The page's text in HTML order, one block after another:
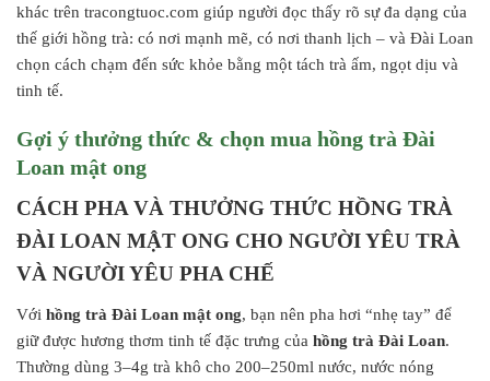
khác trên tracongtuoc.com giúp người đọc thấy rõ sự đa dạng của
thế giới hồng trà: có nơi mạnh mẽ, có nơi thanh lịch – và Đài Loan
chọn cách chạm đến sức khỏe bằng một tách trà ấm, ngọt dịu và
tinh tế.
Gợi ý thưởng thức & chọn mua hồng trà Đài
Loan mật ong
CÁCH PHA VÀ THƯỞNG THỨC HỒNG TRÀ
ĐÀI LOAN MẬT ONG CHO NGƯỜI YÊU TRÀ
VÀ NGƯỜI YÊU PHA CHẾ
Với hồng trà Đài Loan mật ong, bạn nên pha hơi “nhẹ tay” để
giữ được hương thơm tinh tế đặc trưng của hồng trà Đài Loan.
Thường dùng 3–4g trà khô cho 200–250ml nước, nước nóng